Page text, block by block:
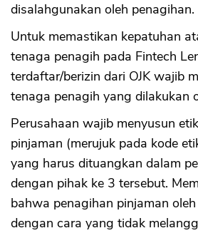
disalahgunakan oleh penagihan.
Untuk memastikan kepatuhan
tenaga penagih pada Fintech
terdaftar/berizin dari OJK wajib
tenaga penagih yang dilakukan
Perusahaan wajib menyusun
pinjaman (merujuk pada kode
yang harus dituangkan dalam
dengan pihak ke 3 tersebut.
bahwa penagihan pinjaman
dengan cara yang tidak